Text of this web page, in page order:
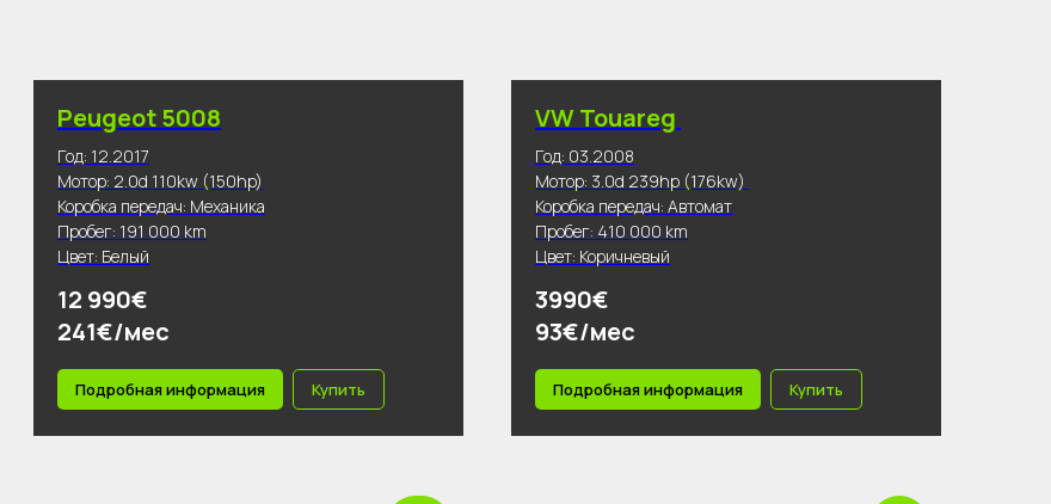
Peugeot 5008
Год: 12.2017
Мотор: 2.0d 110kw (150hp)
Коробка передач: Механика
Пробег: 191 000 km
Цвет: Белый
12 990€
241€/мес
Подробная информация Купить
VW Touareg
Год: 03.2008
Мотор: 3.0d 239hp (176kw)
Коробка передач: Автомат
Пробег: 410 000 km
Цвет: Коричневый
3990€
93€/мес
Подробная информация Купить